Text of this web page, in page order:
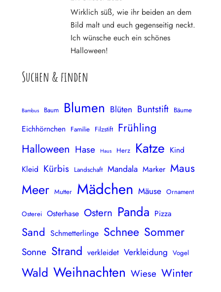
Wirklich süß, wie ihr beiden an dem
Bild malt und euch gegenseitig neckt.
Ich wünsche euch ein schönes
Halloween!
Suchen & finden
Bambus Baum Blumen Blüten Buntstift Bäume
Eichhörnchen Familie Filzstift Frühling
Halloween Hase Haus Herz Katze Kind
Kleid Kürbis Landschaft Mandala Marker Maus
Meer Mutter Mädchen Mäuse Ornament
Osterei Osterhase Ostern Panda Pizza
Sand Schmetterlinge Schnee Sommer
Sonne Strand verkleidet Verkleidung Vogel
Wald Weihnachten Wiese Winter